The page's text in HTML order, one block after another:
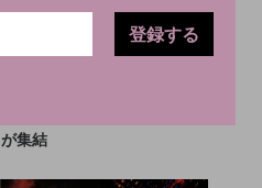
第5回NEW AUCTIONが11月
が集結
登録する